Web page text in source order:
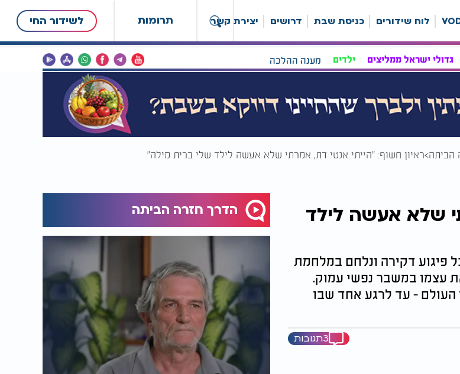
תרומות לשידור החי לוח שידורים כניסת שבת דרושים יצירת קשר
גדולי ישראל ממליצים ילדים מענה ההלכה
הביתה ראיון חשוף: "הייתי אנטי דת, אמרתי שלא אעשה לילד שלי ברית מילה"
שלא אעשה לילד
פיגוע דקירה ונלחם במלחמת
עצמו במשבר נפשי עמוק.
העולם - עד לרגע אחד שבו
3תגובות
הדרך חזרה הביתה